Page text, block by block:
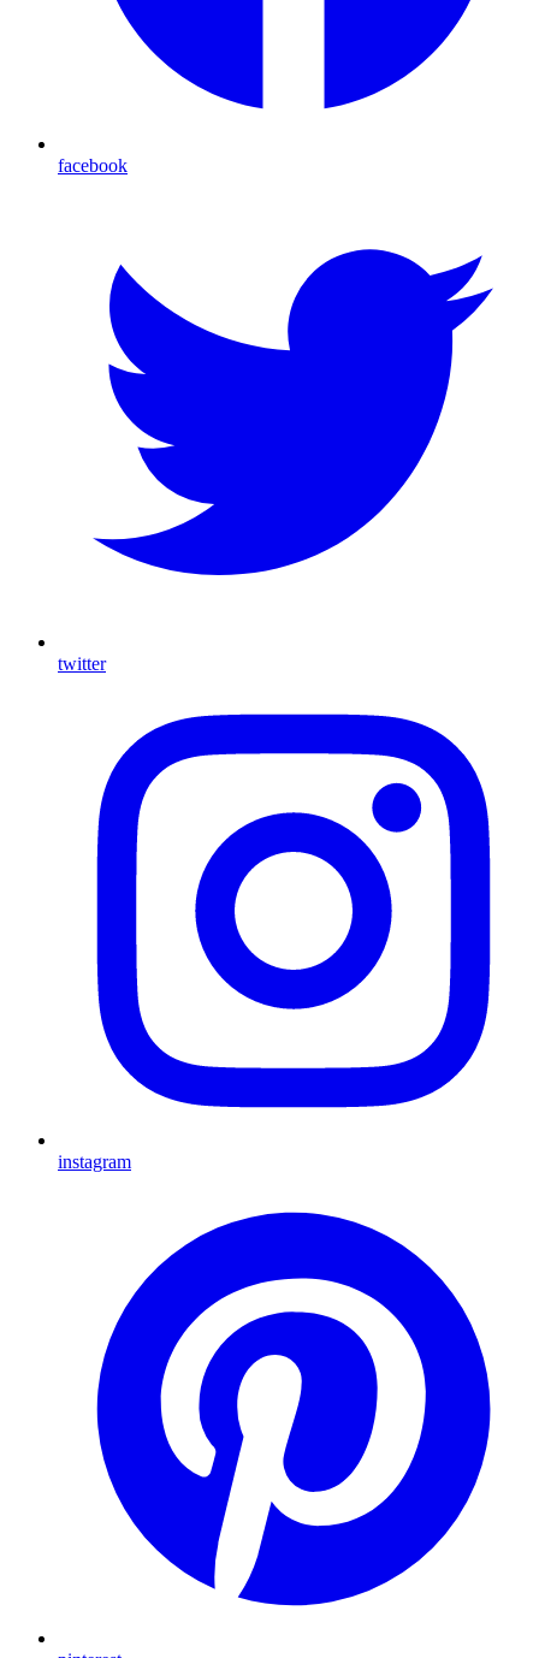
facebook
twitter
instagram